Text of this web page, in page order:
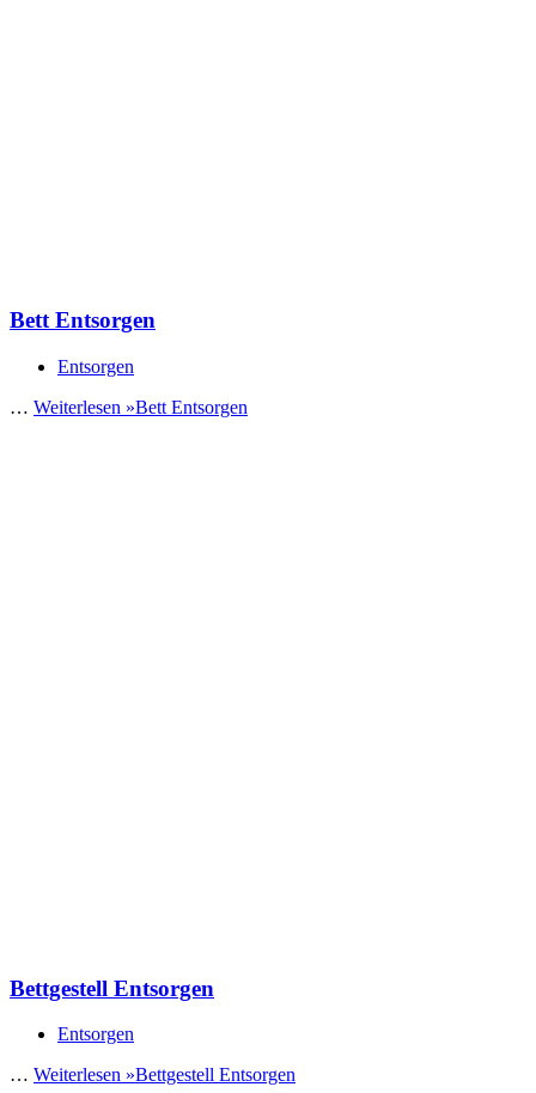
Bett Entsorgen
Entsorgen
… Weiterlesen »Bett Entsorgen
Bettgestell Entsorgen
Entsorgen
… Weiterlesen »Bettgestell Entsorgen